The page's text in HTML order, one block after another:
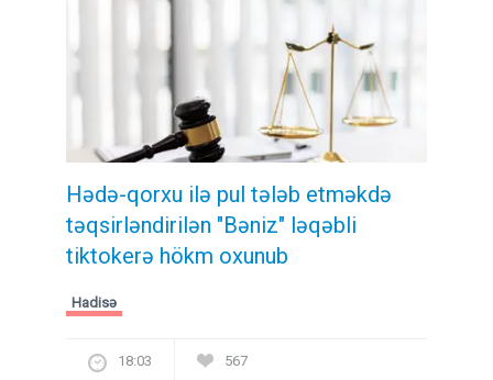
Hədə-qorxu ilə pul tələb etməkdə
təqsirləndirilən "Bəniz" ləqəbli
tiktokerə hökm oxunub
Hadisə
18:03 567